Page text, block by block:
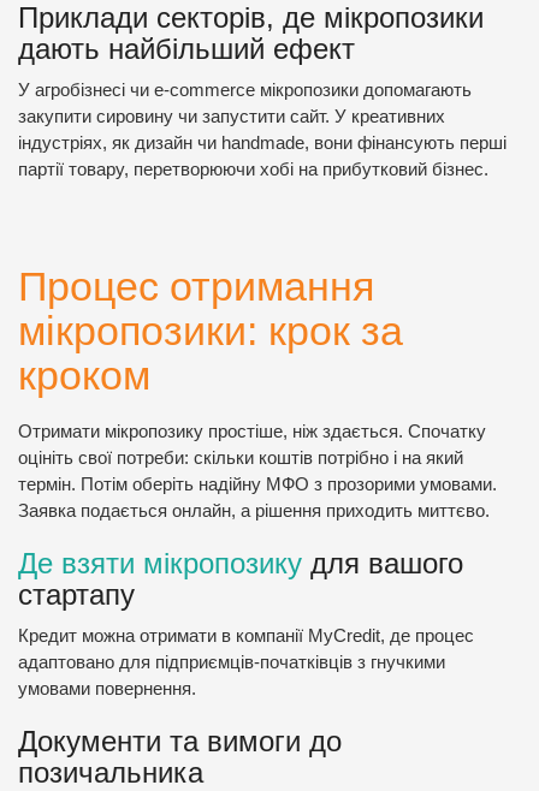
Приклади секторів, де мікропозики
дають найбільший ефект
У агробізнесі чи e-commerce мікропозики допомагають
закупити сировину чи запустити сайт. У креативних
індустріях, як дизайн чи handmade, вони фінансують перші
партії товару, перетворюючи хобі на прибутковий бізнес.
Процес отримання
мікропозики: крок за
кроком
Отримати мікропозику простіше, ніж здається. Спочатку
оцініть свої потреби: скільки коштів потрібно і на який
термін. Потім оберіть надійну МФО з прозорими умовами.
Заявка подається онлайн, а рішення приходить миттєво.
Де взяти мікропозику для вашого
стартапу
Кредит можна отримати в компанії MyCredit, де процес
адаптовано для підприємців-початківців з гнучкими
умовами повернення.
Документи та вимоги до
позичальника